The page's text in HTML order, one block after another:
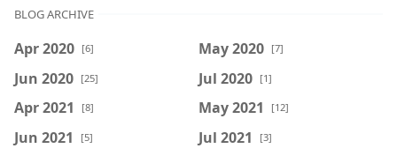
BLOG ARCHIVE
Apr 2020 [6] May 2020 [7]
Jun 2020 [25] Jul 2020 [1]
Apr 2021 [8] May 2021 [12]
Jun 2021 [5] Jul 2021 [3]